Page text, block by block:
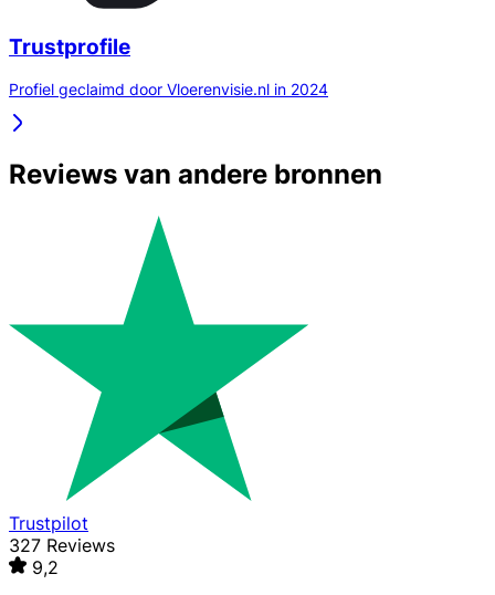
Trustprofile
Profiel geclaimd door Vloerenvisie.nl in 2024
Reviews van andere bronnen
Trustpilot
327 Reviews
9,2